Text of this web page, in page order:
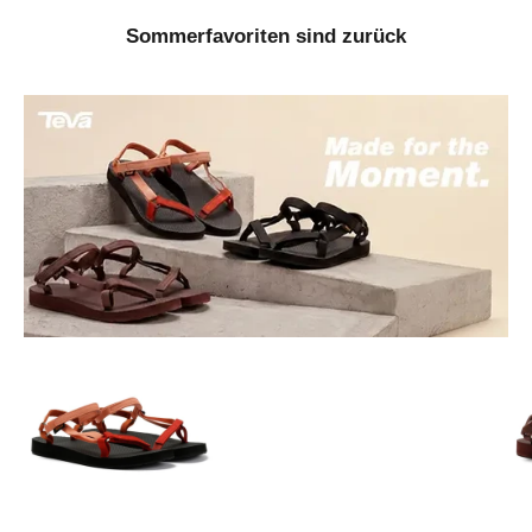
Sommerfavoriten sind zurück